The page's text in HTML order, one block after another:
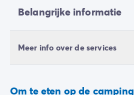
Belangrijke informatie
Meer info over de services
Om te eten op de camping